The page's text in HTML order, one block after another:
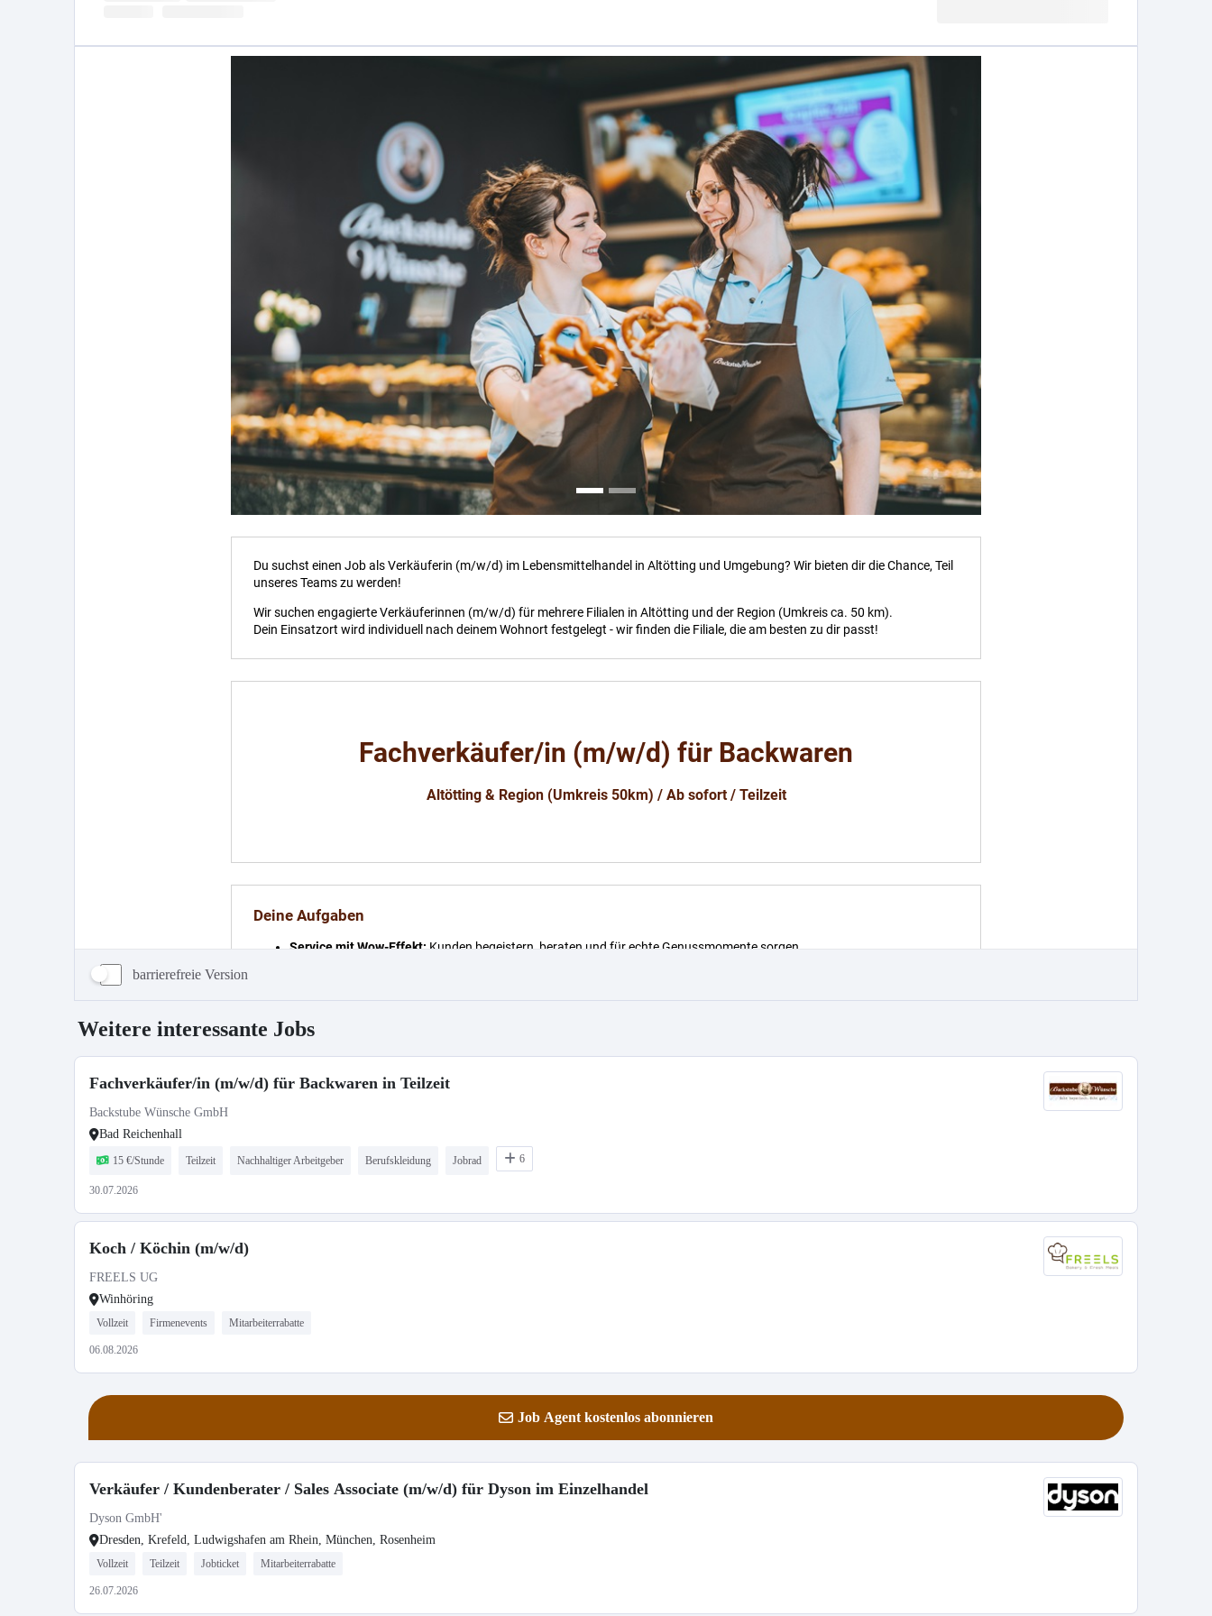
barrierefreie Version
Weitere interessante Jobs
Fachverkäufer/in (m/w/d) für Backwaren in Teilzeit
Backstube Wünsche GmbH
Bad Reichenhall
15 €/Stunde Teilzeit Nachhaltiger Arbeitgeber Berufskleidung Jobrad 6
30.07.2026
Koch / Köchin (m/w/d)
FREELS UG
Winhöring
Vollzeit Firmenevents Mitarbeiterrabatte
06.08.2026
Job Agent kostenlos abonnieren
Verkäufer / Kundenberater / Sales Associate (m/w/d) für Dyson im Einzelhandel
Dyson GmbH'
Dresden, Krefeld, Ludwigshafen am Rhein, München, Rosenheim
Vollzeit Teilzeit Jobticket Mitarbeiterrabatte
26.07.2026